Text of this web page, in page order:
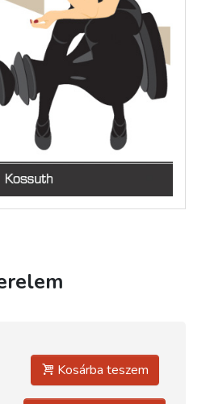
Kosárba teszem